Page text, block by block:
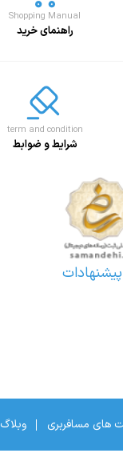
Shopping Manual
راهنمای خرید
term and condition
شرایط و ضوابط
های مسافربری وبلاگ